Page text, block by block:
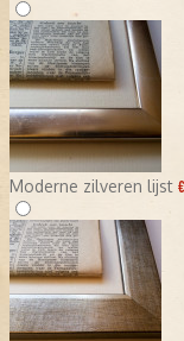
Moderne zilveren lijst